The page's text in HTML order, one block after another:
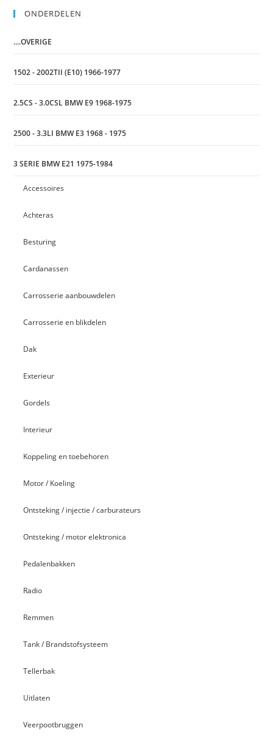
ONDERDELEN
....OVERIGE
1502 - 2002TII (E10) 1966-1977
2.5CS - 3.0CSL BMW E9 1968-1975
2500 - 3.3LI BMW E3 1968 - 1975
3 SERIE BMW E21 1975-1984
Accessoires
Achteras
Besturing
Cardanassen
Carrosserie aanbouwdelen
Carrosserie en blikdelen
Dak
Exterieur
Gordels
Interieur
Koppeling en toebehoren
Motor / Koeling
Ontsteking / injectie / carburateurs
Ontsteking / motor elektronica
Pedalenbakken
Radio
Remmen
Tank / Brandstofsysteem
Tellerbak
Uitlaten
Veerpootbruggen